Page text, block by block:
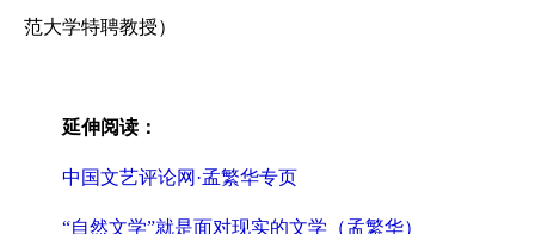
范大学特聘教授）
延伸阅读：
中国文艺评论网·孟繁华专页
“自然文学”就是面对现实的文学（孟繁华）